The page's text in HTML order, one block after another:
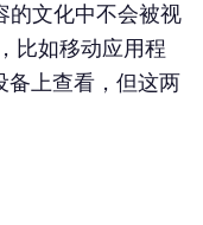
的文化中不会被视
比如移动应用程
上查看，但这两